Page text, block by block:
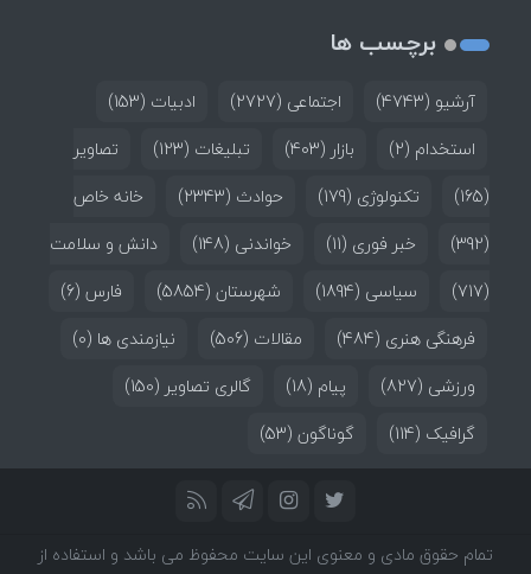
برچسب ها
آرشیو (4743) اجتماعی (2727) ادبیات (153)
استخدام (2) بازار (403) تبلیغات (123)
تصاویر
(165)
تکنولوژی (179) حوادث (2343)
خانه خاص
(392)
خبر فوری (11) خواندنی (148)
دانش و سلامت
(717)
سیاسی (1894) شهرستان (5854) فارس (6)
فرهنگی هنری (484) مقالات (506) نیازمندی ها (0)
ورزشی (827) پیام (18) گالری تصاویر (150)
گرافیک (114) گوناگون (53)
تمام حقوق مادی و معنوی این سایت محفوظ می باشد و استفاده از